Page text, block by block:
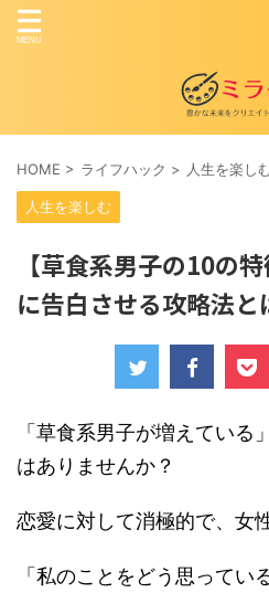
HOME > ライフハック > 人生を楽し
人生を楽しむ
【草食系男子の10の
に告白させる攻略法と
「草食系男子が増えている
はありませんか？
恋愛に対して消極的で、女
「私のことをどう思ってい